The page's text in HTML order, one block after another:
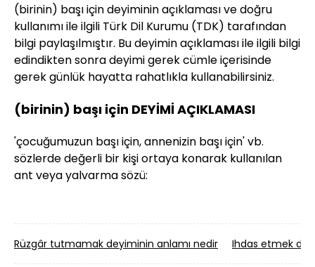
(birinin) başı için deyiminin açıklaması ve doğru
kullanımı ile ilgili Türk Dil Kurumu (TDK) tarafından
bilgi paylaşılmıştır. Bu deyimin açıklaması ile ilgili bilgi
edindikten sonra deyimi gerek cümle içerisinde
gerek günlük hayatta rahatlıkla kullanabilirsiniz.
(birinin) başı için DEYİMİ AÇIKLAMASI
'çocuğumuzun başı için, annenizin başı için' vb.
sözlerde değerli bir kişi ortaya konarak kullanılan
ant veya yalvarma sözü:
Rüzgâr tutmamak deyiminin anlamı nedir Ihdas etmek